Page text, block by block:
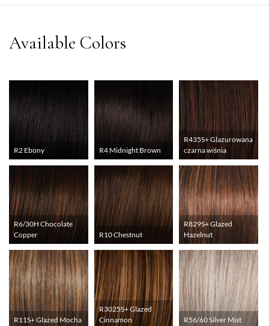
R2 Ebony R4 Midnight Brown
R435S+ Glazurowana
czarna wiśnia
R6/30H Chocolate
Copper
R10 Chestnut
R829S+ Glazed
Hazelnut
R11S+ Glazed Mocha
R3025S+ Glazed
Cinnamon
R56/60 Silver Mist